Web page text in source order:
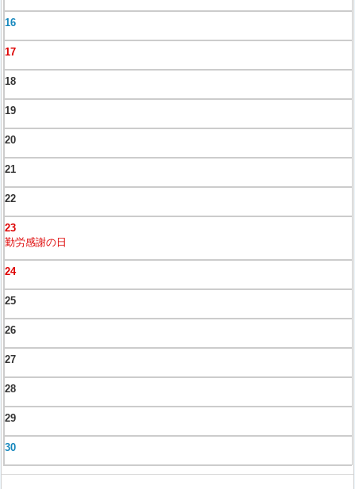
16
17
18
19
20
21
22
23
勤労感謝の日
24
25
26
27
28
29
30